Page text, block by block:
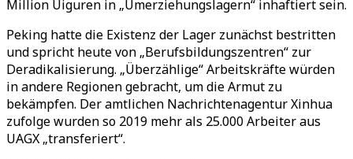
Million Uiguren in „Umerziehungslagern“ inhaftiert sein.
Peking hatte die Existenz der Lager zunächst bestritten
und spricht heute von „Berufsbildungszentren“ zur
Deradikalisierung. „Überzählige“ Arbeitskräfte würden
in andere Regionen gebracht, um die Armut zu
bekämpfen. Der amtlichen Nachrichtenagentur Xinhua
zufolge wurden so 2019 mehr als 25.000 Arbeiter aus
UAGX „transferiert“.